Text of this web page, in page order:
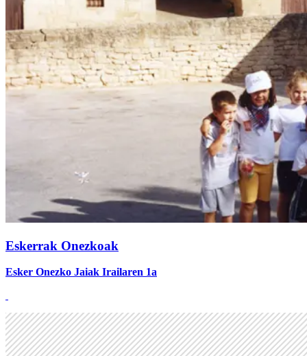
Eskerrak Onezkoak
Esker Onezko Jaiak Irailaren 1a